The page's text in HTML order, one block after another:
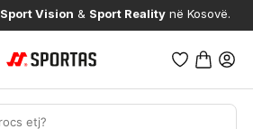
Sport Vision & Sport Reality në Kosovë.